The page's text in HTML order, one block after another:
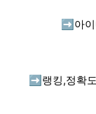
➡️ 아
➡️ 랭킹,정확